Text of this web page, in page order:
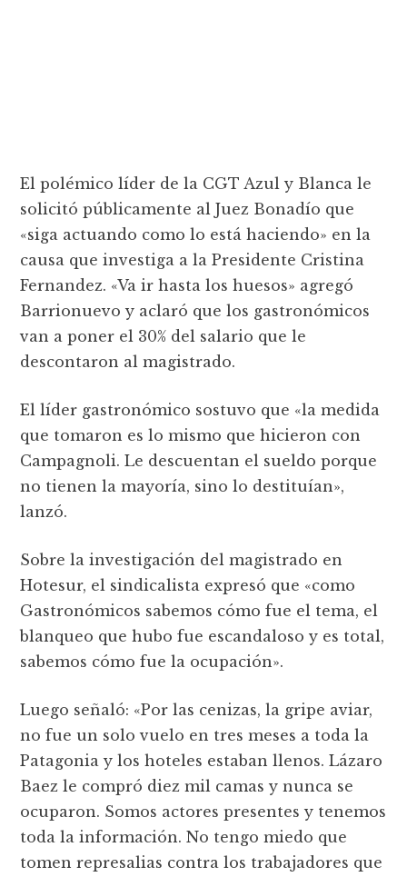
El polémico líder de la CGT Azul y Blanca le
solicitó públicamente al Juez Bonadío que
«siga actuando como lo está haciendo» en la
causa que investiga a la Presidente Cristina
Fernandez. «Va ir hasta los huesos» agregó
Barrionuevo y aclaró que los gastronómicos
van a poner el 30% del salario que le
descontaron al magistrado.
El líder gastronómico sostuvo que «la medida
que tomaron es lo mismo que hicieron con
Campagnoli. Le descuentan el sueldo porque
no tienen la mayoría, sino lo destituían»,
lanzó.
Sobre la investigación del magistrado en
Hotesur, el sindicalista expresó que «como
Gastronómicos sabemos cómo fue el tema, el
blanqueo que hubo fue escandaloso y es total,
sabemos cómo fue la ocupación».
Luego señaló: «Por las cenizas, la gripe aviar,
no fue un solo vuelo en tres meses a toda la
Patagonia y los hoteles estaban llenos. Lázaro
Baez le compró diez mil camas y nunca se
ocuparon. Somos actores presentes y tenemos
toda la información. No tengo miedo que
tomen represalias contra los trabajadores que